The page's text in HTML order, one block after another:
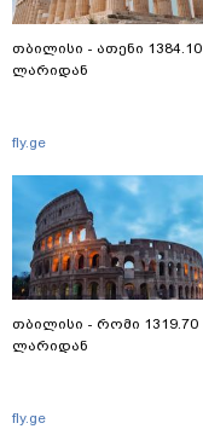
თბილისი - ათენი 1384.10
ლარიდან
fly.ge
თბილისი - რომი 1319.70
ლარიდან
fly.ge